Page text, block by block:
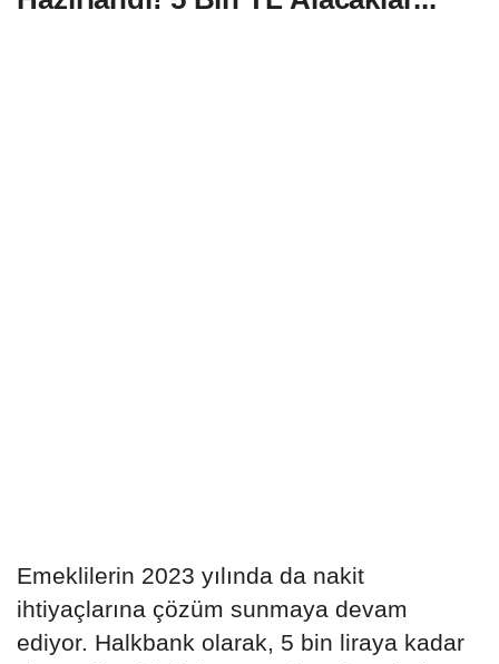
Emeklilerin 2023 yılında da nakit
ihtiyaçlarına çözüm sunmaya devam
ediyor. Halkbank olarak, 5 bin liraya kadar